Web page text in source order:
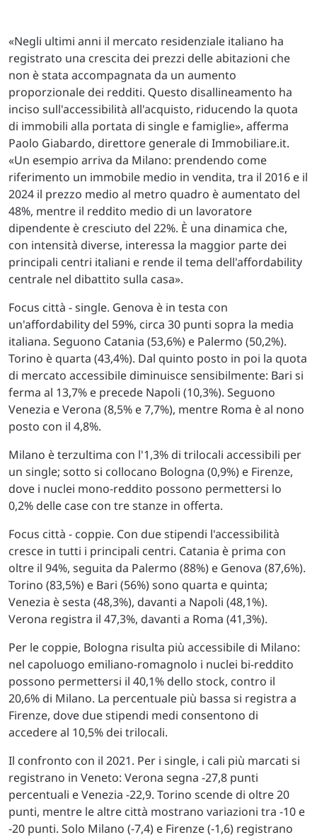
«Negli ultimi anni il mercato residenziale italiano ha
registrato una crescita dei prezzi delle abitazioni che
non è stata accompagnata da un aumento
proporzionale dei redditi. Questo disallineamento ha
inciso sull'accessibilità all'acquisto, riducendo la quota
di immobili alla portata di single e famiglie», afferma
Paolo Giabardo, direttore generale di Immobiliare.it.
«Un esempio arriva da Milano: prendendo come
riferimento un immobile medio in vendita, tra il 2016 e il
2024 il prezzo medio al metro quadro è aumentato del
48%, mentre il reddito medio di un lavoratore
dipendente è cresciuto del 22%. È una dinamica che,
con intensità diverse, interessa la maggior parte dei
principali centri italiani e rende il tema dell'affordability
centrale nel dibattito sulla casa».
Focus città - single. Genova è in testa con
un'affordability del 59%, circa 30 punti sopra la media
italiana. Seguono Catania (53,6%) e Palermo (50,2%).
Torino è quarta (43,4%). Dal quinto posto in poi la quota
di mercato accessibile diminuisce sensibilmente: Bari si
ferma al 13,7% e precede Napoli (10,3%). Seguono
Venezia e Verona (8,5% e 7,7%), mentre Roma è al nono
posto con il 4,8%.
Milano è terzultima con l'1,3% di trilocali accessibili per
un single; sotto si collocano Bologna (0,9%) e Firenze,
dove i nuclei mono-reddito possono permettersi lo
0,2% delle case con tre stanze in offerta.
Focus città - coppie. Con due stipendi l'accessibilità
cresce in tutti i principali centri. Catania è prima con
oltre il 94%, seguita da Palermo (88%) e Genova (87,6%).
Torino (83,5%) e Bari (56%) sono quarta e quinta;
Venezia è sesta (48,3%), davanti a Napoli (48,1%).
Verona registra il 47,3%, davanti a Roma (41,3%).
Per le coppie, Bologna risulta più accessibile di Milano:
nel capoluogo emiliano-romagnolo i nuclei bi-reddito
possono permettersi il 40,1% dello stock, contro il
20,6% di Milano. La percentuale più bassa si registra a
Firenze, dove due stipendi medi consentono di
accedere al 10,5% dei trilocali.
Il confronto con il 2021. Per i single, i cali più marcati si
registrano in Veneto: Verona segna -27,8 punti
percentuali e Venezia -22,9. Torino scende di oltre 20
punti, mentre le altre città mostrano variazioni tra -10 e
-20 punti. Solo Milano (-7,4) e Firenze (-1,6) registrano